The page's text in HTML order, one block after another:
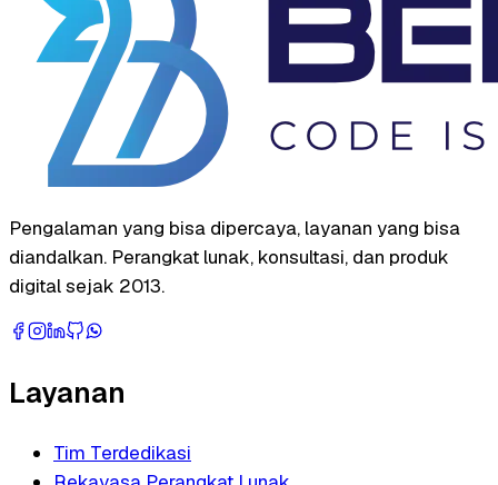
Pengalaman yang bisa dipercaya, layanan yang bisa
diandalkan. Perangkat lunak, konsultasi, dan produk
digital sejak 2013.
Layanan
Tim Terdedikasi